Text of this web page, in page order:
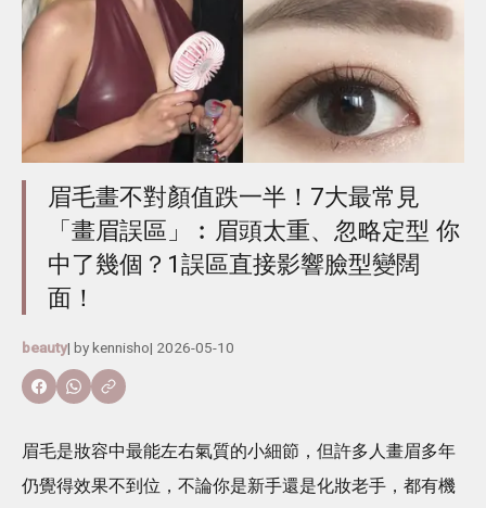
眉毛畫不對顏值跌一半！7大最常見
「畫眉誤區」︰眉頭太重、忽略定型 你
中了幾個？1誤區直接影響臉型變闊
面！
beauty| bykennisho| 2026-05-10
眉毛是妝容中最能左右氣質的小細節，但許多人畫眉多年
仍覺得效果不到位，不論你是新手還是化妝老手，都有機